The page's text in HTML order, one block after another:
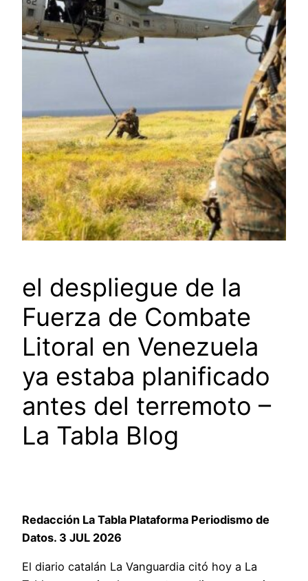
el despliegue de la
Fuerza de Combate
Litoral en Venezuela
ya estaba planificado
antes del terremoto –
La Tabla Blog
Redacción La Tabla Plataforma Periodismo de
Datos. 3 JUL 2026
El diario catalán La Vanguardia citó hoy a La